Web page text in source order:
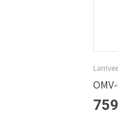
Larrivee